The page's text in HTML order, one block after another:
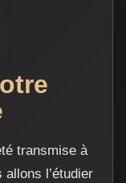
transmise à
l’étudier